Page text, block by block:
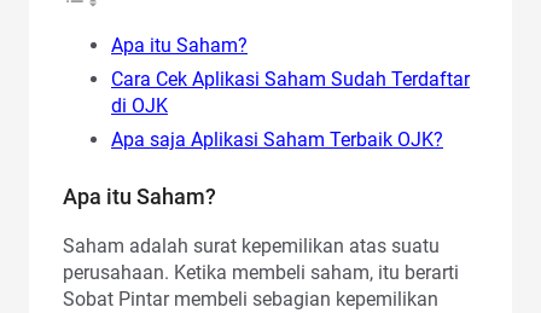
Apa itu Saham?
Cara Cek Aplikasi Saham Sudah Terdaftar
di OJK
Apa saja Aplikasi Saham Terbaik OJK?
Apa itu Saham?
Saham adalah surat kepemilikan atas suatu
perusahaan. Ketika membeli saham, itu berarti
Sobat Pintar membeli sebagian kepemilikan